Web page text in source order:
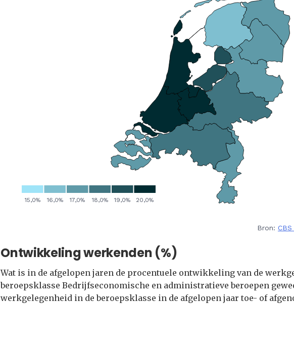
Bron:
Ontwikkeling werkenden (%)
Wat is in de afgelopen jaren de procentuele ontwikkeling van de
beroepsklasse Bedrijfseconomische en administratieve beroepen
werkgelegenheid in de beroepsklasse in de afgelopen jaar toe- of